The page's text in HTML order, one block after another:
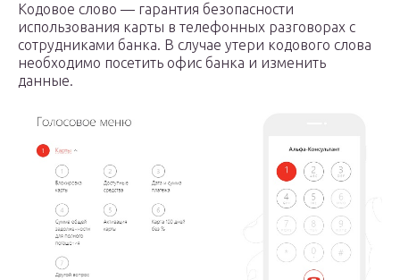
Кодовое слово — гарантия безопасности
использования карты в телефонных разговорах с
сотрудниками банка. В случае утери кодового слова
необходимо посетить офис банка и изменить
данные.